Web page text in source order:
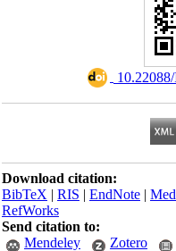
Download citation:
BibTeX|RIS|EndNote|
RefWorks
Send citation to:
Mendeley
Zotero